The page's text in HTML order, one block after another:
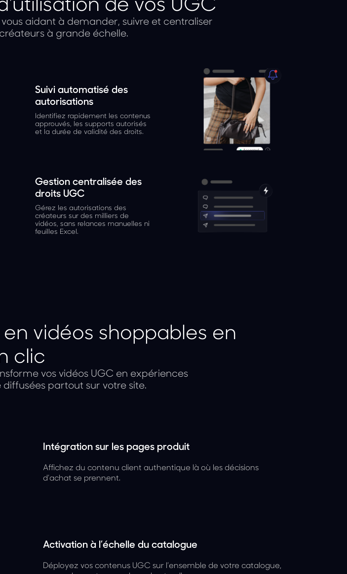
aidant à demander, suivre et centraliser
à grande échelle.
Suivi automatisé des
autorisations
Identifiez rapidement les contenus
approuvés, les supports autorisés
et la durée de validité des droits.
Gestion centralisée des
droits UGC
Gérez les autorisations des
créateurs sur des milliers de
vidéos, sans relances manuelles ni
feuilles Excel.
vidéos shoppables en
clic
vos vidéos UGC en expériences
partout sur votre site.
Intégration sur les pages produit
Affichez du contenu client authentique là où les décisions
d’achat se prennent.
Activation à l’échelle du catalogue
Déployez vos contenus UGC sur l’ensemble de votre catalogue,